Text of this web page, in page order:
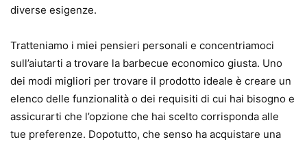
diverse esigenze.
Tratteniamo i miei pensieri personali e concentriamoci
sull’aiutarti a trovare la barbecue economico giusta. Uno
dei modi migliori per trovare il prodotto ideale è creare un
elenco delle funzionalità o dei requisiti di cui hai bisogno e
assicurarti che l’opzione che hai scelto corrisponda alle
tue preferenze. Dopotutto, che senso ha acquistare una